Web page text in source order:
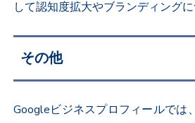
して認知度拡大やブランディングに
その他
Googleビジネスプロフィールでは